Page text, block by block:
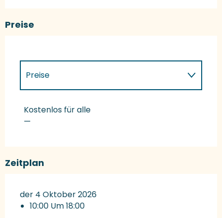
Preise
Preise
Preise 2027
Kostenlos für alle
—
Zeitplan
der 4 Oktober 2026
10:00 Um 18:00